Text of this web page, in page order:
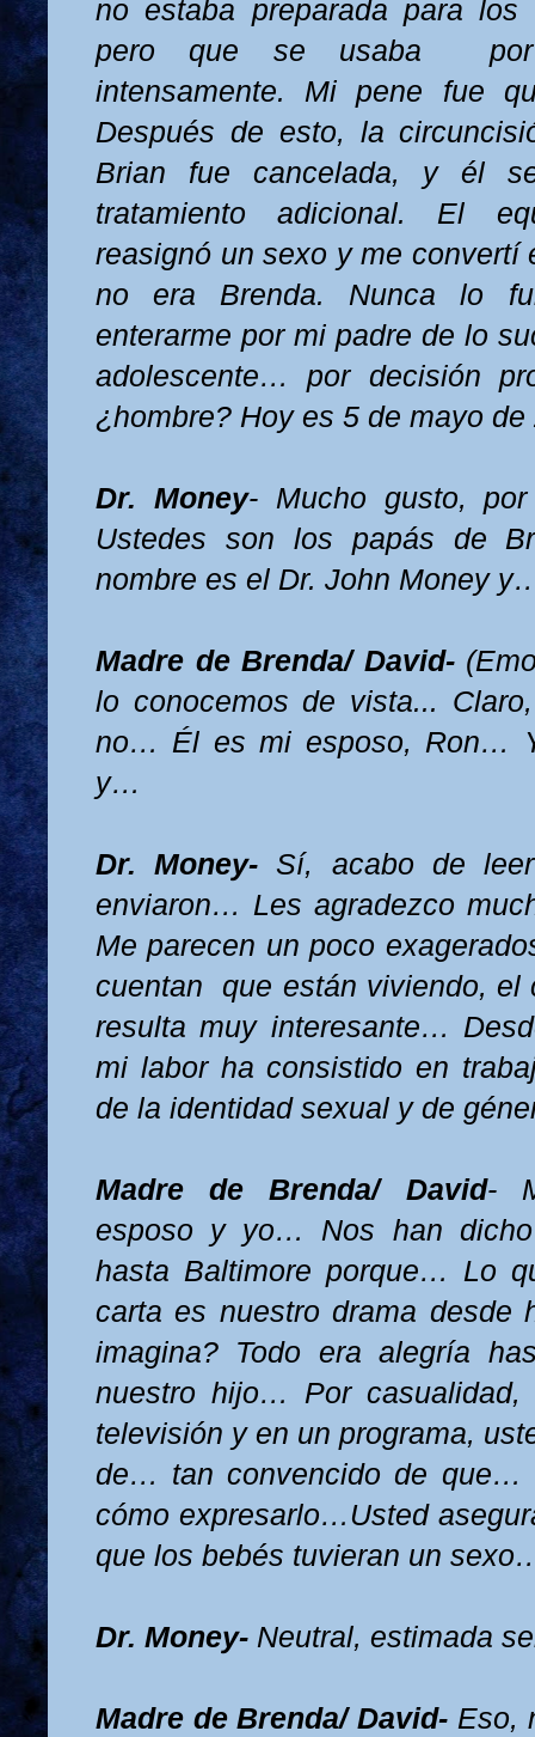
no estaba preparada para los
pero que se usaba
intensamente. Mi pene fue
Después de esto, la
Brian fue cancelada, y él
tratamiento adicional. El
reasignó un sexo y me convertí
no era Brenda. Nunca lo
enterarme por mi padre de lo
adolescente… por decisión
¿hombre? Hoy es 5 de mayo de
Dr. Money- Mucho gusto,
Ustedes son los papás de
nombre es el Dr. John Money
Madre de Brenda/ David-
lo conocemos de vista...
no… Él es mi esposo, Ron…
y…
Dr. Money-Sí, acabo de
enviaron… Les agradezco
Me parecen un poco
cuentan
que están viviendo, el
resulta muy interesante…
mi labor ha consistido en
de la identidad sexual y de
Madre de Brenda/ David-
esposo y yo… Nos han
hasta Baltimore porque… Lo
carta es nuestro drama desde
imagina? Todo era alegría
nuestro hijo… Por casualidad,
televisión y en un programa,
de… tan convencido de que…
cómo expresarlo…Usted
que los bebés tuvieran un
Dr. Money- Neutral, estimada
Madre de Brenda/ David- Eso,